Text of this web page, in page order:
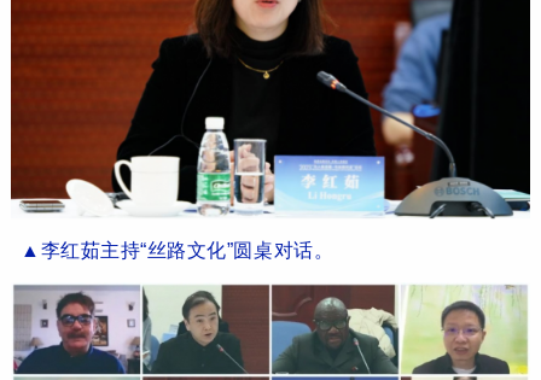
▲ 李红茹主持“丝路文化”圆桌对话。